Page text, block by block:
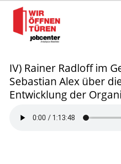
IV) Rainer Radloff im
Sebastian Alex über
Entwicklung der